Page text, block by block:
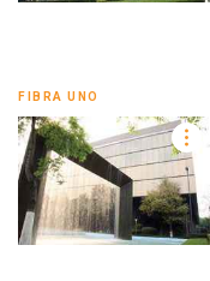
FIBRA UNO